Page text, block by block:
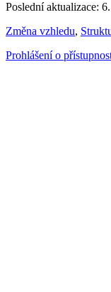
Poslední aktualizace:
Změna vzhledu,
Prohlášení o